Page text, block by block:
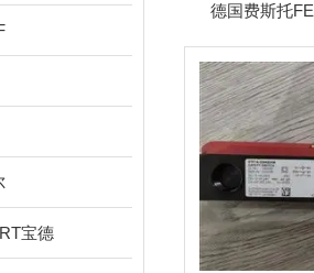
宝德
德国费斯托